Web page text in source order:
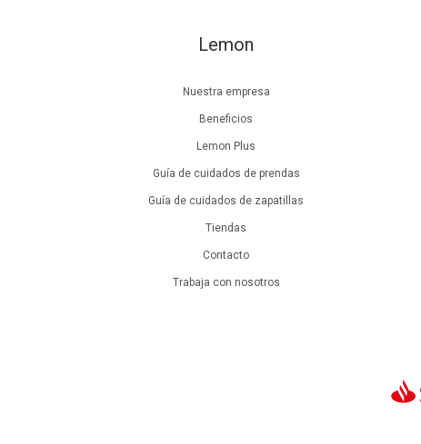
Lemon
Nuestra empresa
Beneficios
Lemon Plus
Guía de cuidados de prendas
Guía de cuidados de zapatillas
Tiendas
Contacto
Trabaja con nosotros